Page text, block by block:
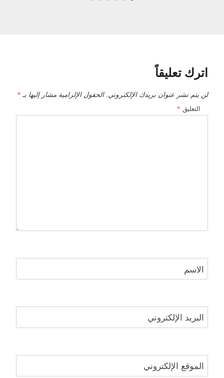
اترك تعليقاً
لن يتم نشر عنوان بريدك الإلكتروني. الحقول الإلزامية مشار إليها بـ *
التعليق *
الاسم
البريد الإلكتروني
الموقع الإلكتروني